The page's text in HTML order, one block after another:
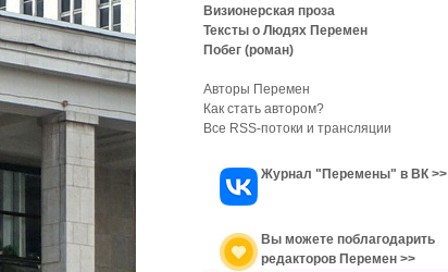
Визионерская проза
Тексты о Людях Перемен
Побег (роман)
Авторы Перемен
Как стать автором?
Все RSS-потоки и трансляции
Журнал "Перемены" в ВК >>
Вы можете поблагодарить
редакторов Перемен >>